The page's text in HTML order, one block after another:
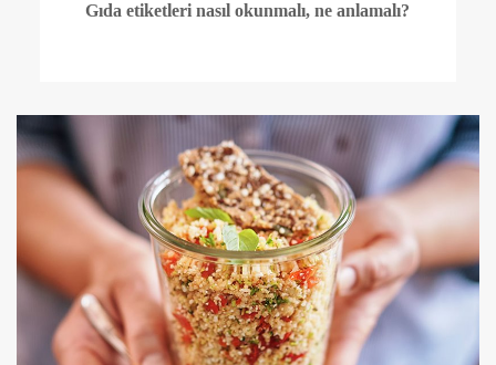
Gıda etiketleri nasıl okunmalı, ne anlamalı?